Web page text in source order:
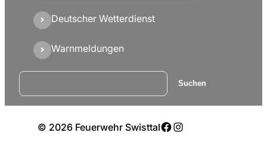
Deutscher Wetterdienst
Warnmeldungen
Suchen Suchen
© 2026 Feuerwehr SwisttalFacebook
Instagram